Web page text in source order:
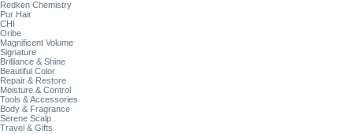
Redken Chemistry
Pur Hair
CHI
Oribe
Magnificent Volume
Signature
Brilliance & Shine
Beautiful Color
Repair & Restore
Moisture & Control
Tools & Accessories
Body & Fragrance
Serene Scalp
Travel & Gifts